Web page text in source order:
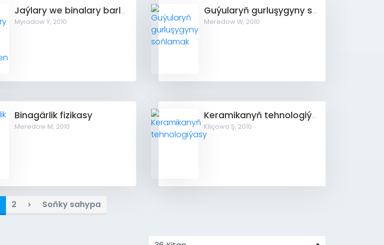
Jaýlary we binalary barlamak, synamak we täzeden dikeltmek
Myradow Ý, 2010
Guýularyň gurluşygyny soňlamak
Meredow W, 2010
Binagärlik fizikasy
Meredow M, 2010
Keramikanyň tehnologiýasy
Kliçowa Ş, 2010
2 Soňky sahypa